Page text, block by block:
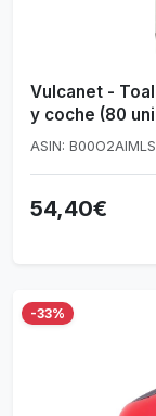
Vulcanet -
y coche (80
ASIN: B00O2AIMLS
54,40€
-33%